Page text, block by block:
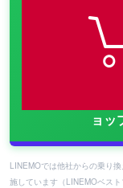
ョッ
LINEMOでは他社からの乗り
施しています（LINEMOベス